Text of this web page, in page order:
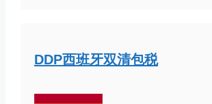
DDP西班牙双清包税